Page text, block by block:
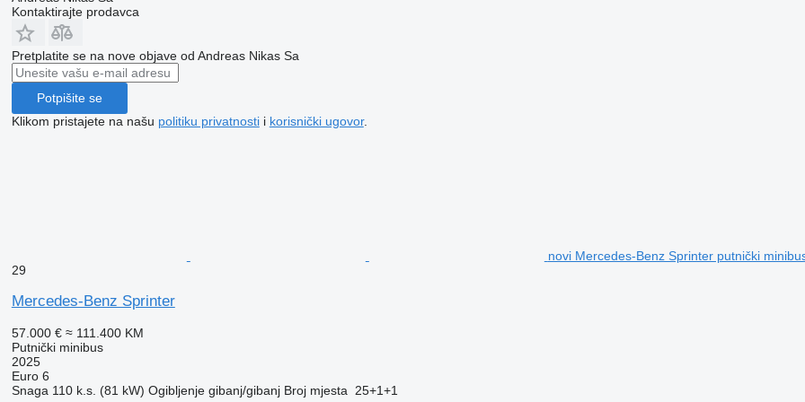
Kontaktirajte prodavca
Pretplatite se na nove objave od Andreas Nikas Sa
Potpišite se
Klikom pristajete na našu politiku privatnostii korisnički ugovor.
novi Mercedes-Benz Sprinter putnički
29
Mercedes-Benz Sprinter
57.000 € ≈ 111.400 KM
Putnički minibus
2025
Euro 6
Snaga 110 k.s. (81 kW) Ogibljenje gibanj/gibanj Broj mjesta
25+1+1